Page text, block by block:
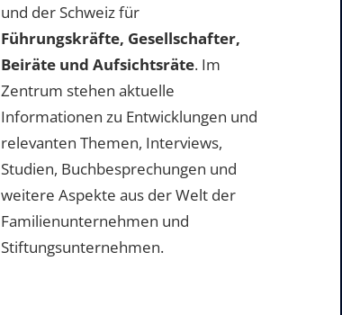
und der Schweiz für
Führungskräfte, Gesellschafter,
Beiräte und Aufsichtsräte. Im
Zentrum stehen aktuelle
Informationen zu Entwicklungen und
relevanten Themen, Interviews,
Studien, Buchbesprechungen und
weitere Aspekte aus der Welt der
Familienunternehmen und
Stiftungsunternehmen.